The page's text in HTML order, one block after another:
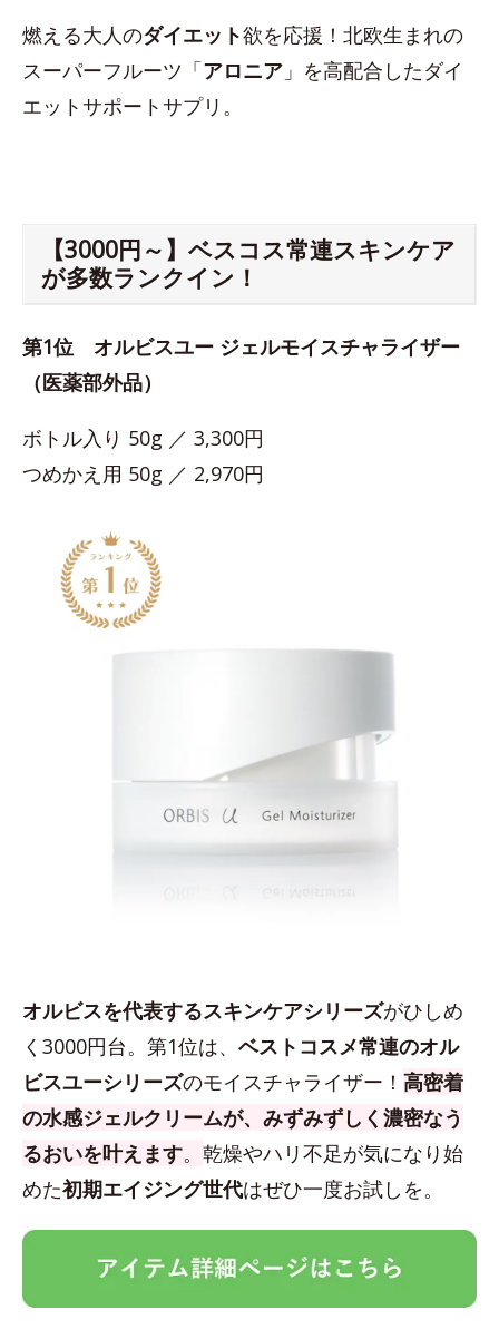
燃える大人のダイエット欲を応援！北欧生まれの
スーパーフルーツ「アロニア 」を高配合したダイ
エットサポートサプリ。
【3000円～】ベスコス常連スキンケア
が多数ランクイン！
第1位 オルビスユー ジェルモイスチャライザー
（医薬部外品）
ボトル入り 50g ／ 3,300円
つめかえ用 50g ／ 2,970円
オルビスを代表するスキンケアシリーズがひしめ
く3000円台。第1位は、 ベストコスメ常連のオル
ビスユーシリーズのモイスチャライザー！ 高密着
の水感ジェルクリームが、みずみずしく濃密なう
るおいを叶えます。 乾燥やハリ不足が気になり始
めた初期エイジング世代はぜひ一度お試しを。